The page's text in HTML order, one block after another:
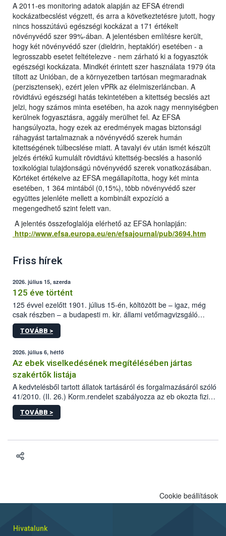
A 2011-es monitoring adatok alapján az EFSA étrendi
kockázatbecslést végzett, és arra a következtetésre jutott, hogy
nincs hosszútávú egészségi kockázat a 171 értékelt
növényvédő szer 99%-ában. A jelentésben említésre került,
hogy két növényvédő szer (dieldrin, heptaklór) esetében - a
legrosszabb esetet feltételezve - nem zárható ki a fogyasztók
egészségi kockázata. Mindkét érintett szer használata 1979 óta
tiltott az Unióban, de a környezetben tartósan megmaradnak
(perzisztensek), ezért jelen vPRk az élelmiszerláncban. A
rövidtávú egészségi hatás tekintetében a kitettség becslés azt
jelzi, hogy számos minta esetében, ha azok nagy mennyiségben
kerülnek fogyasztásra, aggály merülhet fel. Az EFSA
hangsúlyozta, hogy ezek az eredmények magas biztonsági
ráhagyást tartalmaznak a növényvédő szerek humán
kitettségének túlbecslése miatt. A tavalyi év után ismét készült
jelzés értékű kumulált rövidtávú kitettség-becslés a hasonló
toxikológiai tulajdonságú növényvédő szerek vonatkozásában.
Körtéket értékelve az EFSA megállapította, hogy két minta
esetében, 1 364 mintából (0,15%), több növényvédő szer
együttes jelenléte mellett a kombinált expozíció a
megengedhető szint felett van.
A jelentés összefoglalója elérhető az EFSA honlapján:
http://www.efsa.europa.eu/en/efsajournal/pub/3694.htm
Friss hírek
2026. július 15, szerda
125 éve történt
125 évvel ezelőtt 1901. július 15-én, költözött be – igaz, még
csak részben – a budapesti m. kir. állami vetőmagvizsgáló
állomás a Kis Rókus utca 15. szám alatti, Czigler Győző által
tervezett új épületébe.
TOVÁBB >
2026. július 6, hétfő
Az ebek viselkedésének megítélésében jártas
szakértők listája
A kedvtelésből tartott állatok tartásáról és forgalmazásáról szóló
41/2010. (II. 26.) Korm.rendelet szabályozza az eb okozta fizikai
sérülés, illetve ennek veszélye keletkezésekor felmerülő
hatósági feladatokat, valamint a veszélyes eb tartását és annak
TOVÁBB >
Cookie beállítások
Hivatalunk